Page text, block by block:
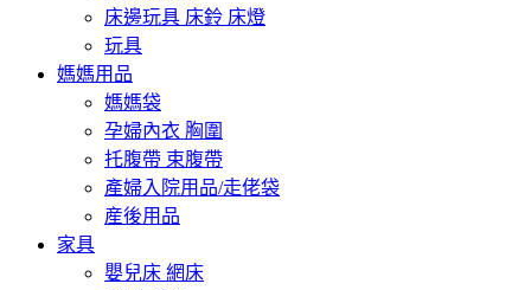
床邊玩具 床鈴 床燈
玩具
媽媽用品
媽媽袋
孕婦內衣 胸圍
托腹帶 束腹帶
產婦入院用品/走佬袋
産後用品
家具
嬰兒床 網床